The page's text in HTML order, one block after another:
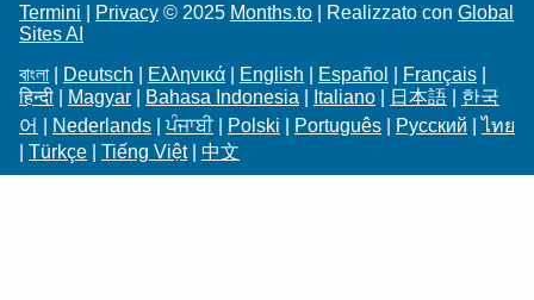
Termini Privacy © 2025 Months.to | Realizzato con Global
Sites AI
বাংলা
Deutsch Ελληνικά English Español Français
हिन्दी
Magyar Bahasa Indonesia Italiano 日本語
한국
어
Nederlands |ਪੰਜਾਬੀ| Polski Português Русский |ไทย
Türkçe Tiếng Việt| 中文